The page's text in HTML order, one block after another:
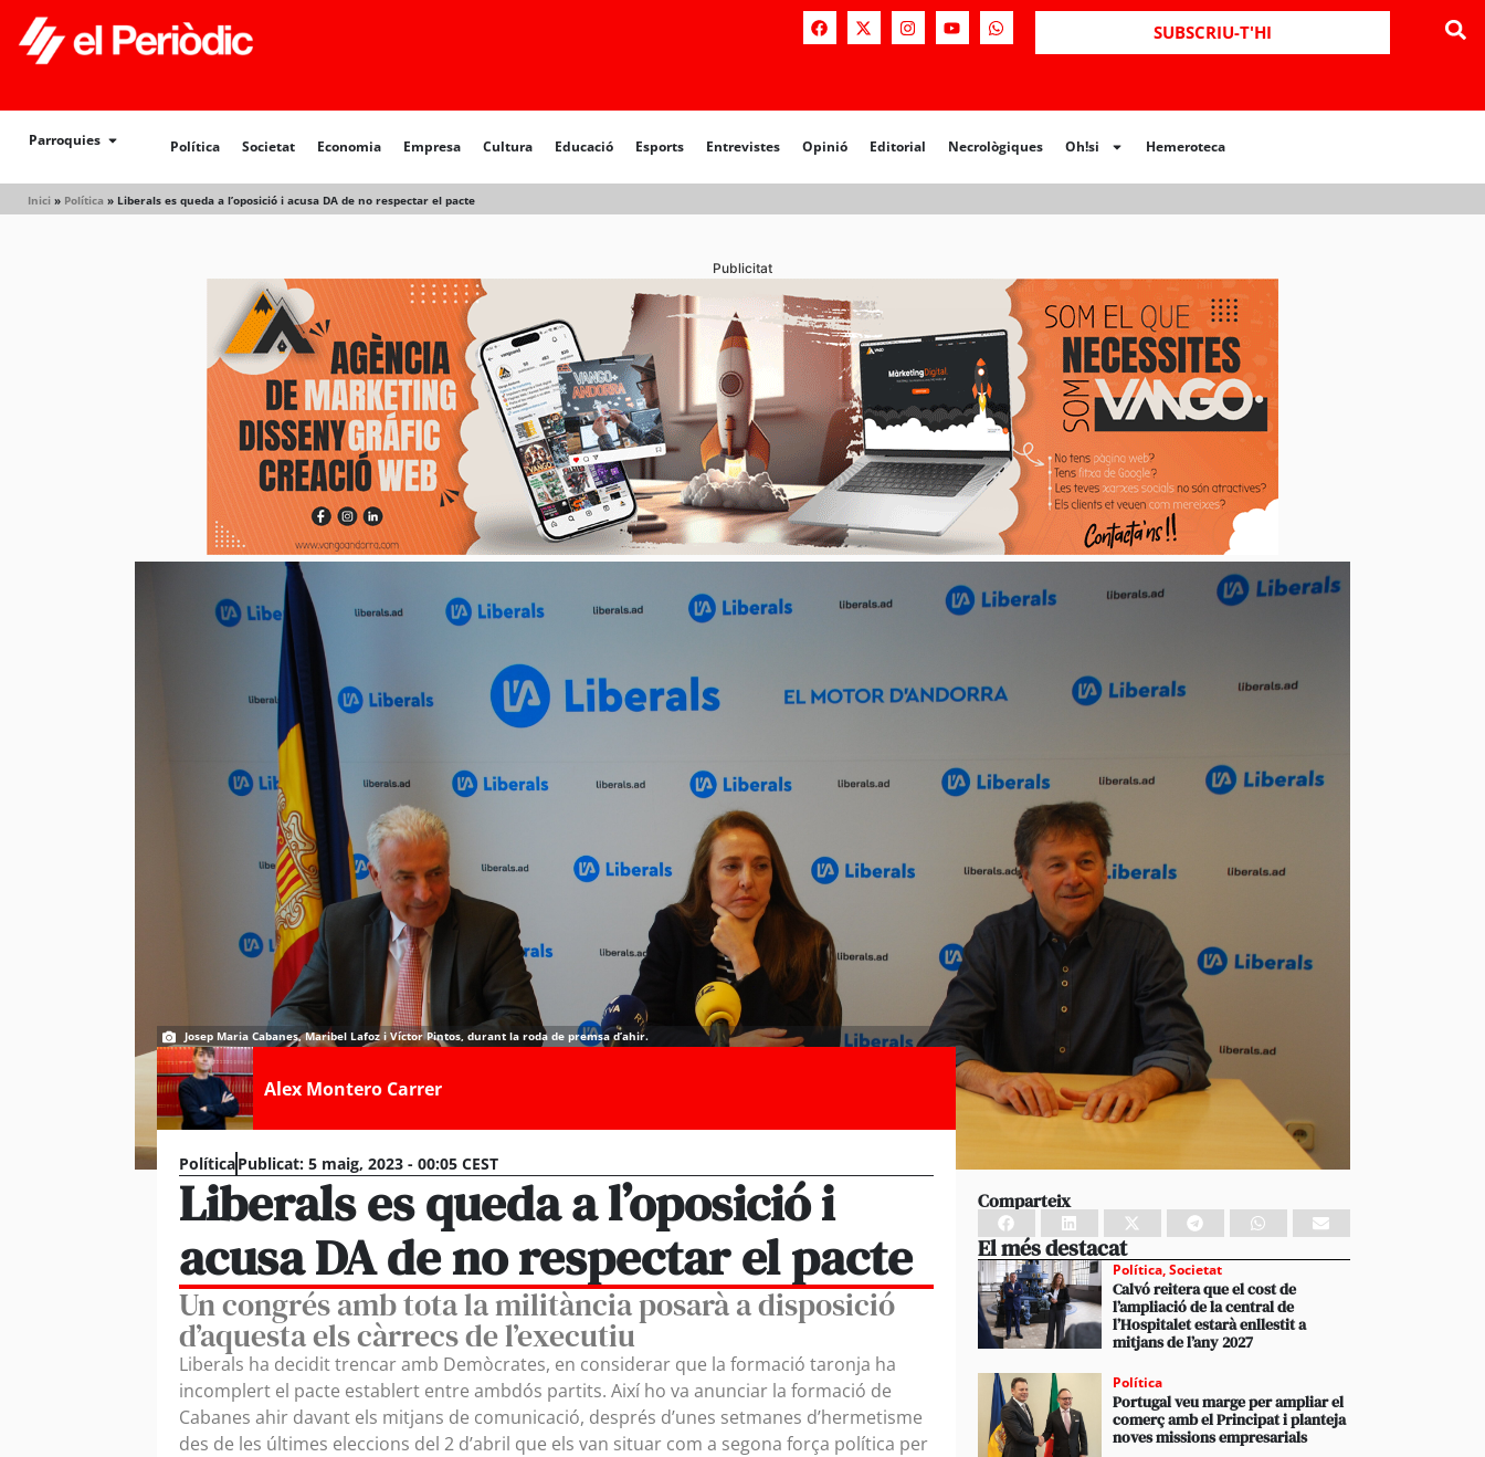
SUBSCRIU-T'HI
Parroquies Política Societat Economia Empresa Cultura Educació Esports Entrevistes Opinió Editorial Necrològiques Oh!si Hemeroteca
Inici » Política » Liberals es queda a l’oposició i acusa DA de no respectar el pacte
Política Societat Opinió Editorial Necrològiques Hemeroteca
Publicitat
Josep Maria Cabanes, Maribel Lafoz i Víctor Pintos, durant la roda de premsa d’ahir.
Alex Montero Carrer
PolíticaPublicat: 5 maig, 2023 - 00:05 CEST
Liberals es queda a l’oposició i
acusa DA de no respectar el pacte
Un congrés amb tota la militància posarà a disposició
d’aquesta els càrrecs de l’executiu
Liberals ha decidit trencar amb Demòcrates, en considerar que la formació taronja ha
incomplert el pacte establert entre ambdós partits. Així ho va anunciar la formació de
Cabanes ahir davant els mitjans de comunicació, després d’unes setmanes d’hermetisme
des de les últimes eleccions del 2 d’abril que els van situar com a segona força política per
Comparteix
El més destacat
Política,Societat
Calvó reitera que el cost de
l’ampliació de la central de
l’Hospitalet estarà enllestit a
mitjans de l’any 2027
Política
Portugal veu marge per ampliar el
comerç amb el Principat i planteja
noves missions empresarials